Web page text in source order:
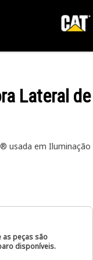
Lateral de
usada em Iluminação
as peças são
disponíveis.